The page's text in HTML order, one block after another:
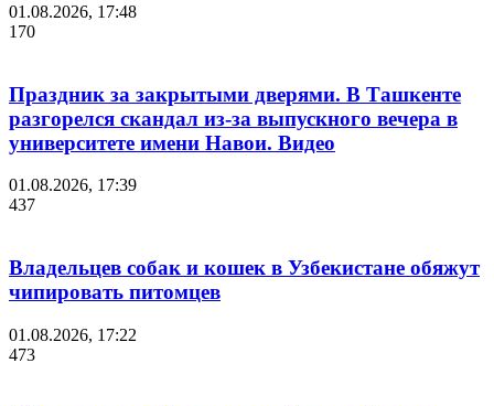
01.08.2026, 17:48
170
Праздник за закрытыми дверями. В Ташкенте
разгорелся скандал из-за выпускного вечера в
университете имени Навои. Видео
01.08.2026, 17:39
437
Владельцев собак и кошек в Узбекистане обяжут
чипировать питомцев
01.08.2026, 17:22
473